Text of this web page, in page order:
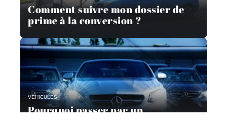
Comment suivre mon dossier de
prime à la conversion ?
VÉHICULES
Pourquoi passer par un